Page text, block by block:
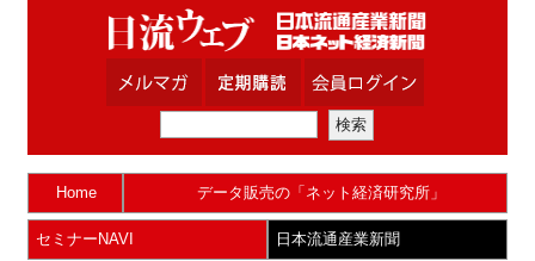
Home データ販売の「ネット経済研究所」
セミナーNAVI 日本流通産業新聞